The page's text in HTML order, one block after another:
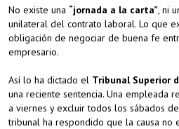
No existe una “jornada a la carta”, ni
unilateral del contrato laboral. Lo que
obligación de negociar de buena fe
empresario.
Así lo ha dictado el Tribunal Superior
una reciente sentencia. Una empleada
a viernes y excluir todos los sábados
tribunal ha respondido que la causa no